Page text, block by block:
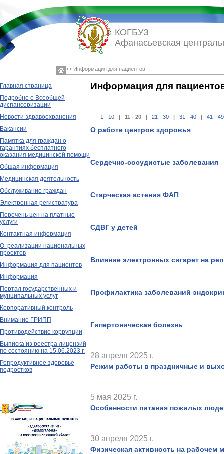
◦ ◦ Информация для пациентов
КОГБУЗ
Афанасьевская
Главная страница
Подробно о Всеобщей
диспансеризации
Новости здравоохранения
Вакансии
Памятка для граждан о
гарантиях бесплатного
оказания медицинской помощи
Общая информация
Медицинская деятельность
Обслуживание граждан
Электронная регистратура
Перечень цен на платные
услуги
Контактная информация
О реализации национальных
проектов
Информация для пациентов
Информация
Портал государственных и
мунципальных услуг
Корпоративный контроль
Внимание ГРИПП
Противодействие коррупции
Выписка из реестра лицензий
по состоянию на 15.06.2023 г.
Репродуктивное здоровье
подростков
Информация для
1 - 10 | 11 - 20 | 21 - 30 | 31 - 40 | 41 - 49
О работе центров здоровья
Сердечно-сосудистые заболевания
Старческая астения ФАП
СДВГ у детей
Влияние электронных сигарет на
Профилактика заболеваний
Гипертоническая болезнь
28 апреля 2025 г.
Режим работы в праздничные и
5 мая 2025 г.
Особенности питания пожилых
30 апреля 2025 г.
Физическая активность на рабочем